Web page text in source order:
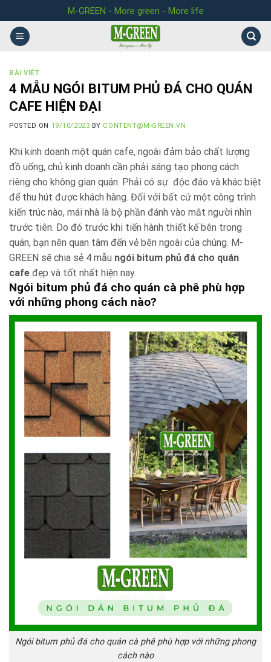
to
content
M-GREEN - More green - More life
BÀI VIẾT
4 MẪU NGÓI BITUM PHỦ ĐÁ CHO QUÁN
CAFE HIỆN ĐẠI
POSTED ON 19/10/2023 BY CONTENT@M-GREEN.VN
Khi kinh doanh một quán cafe, ngoài đảm bảo chất lượng
đồ uống, chủ kinh doanh cần phải sáng tạo phong cách
riêng cho không gian quán. Phải có sự độc đáo và khác biệt
để thu hút được khách hàng. Đối với bất cứ một công trình
kiến trúc nào, mái nhà là bộ phần đánh vào mắt người nhìn
trước tiên. Do đó trước khi tiến hành thiết kế bên trong
quán, bạn nên quan tâm đến vẻ bên ngoài của chúng. M-
GREEN sẽ chia sẻ 4 mẫu ngói bitum phủ đá cho quán
cafe đẹp và tốt nhất hiện nay.
Ngói bitum phủ đá cho quán cà phê phù hợp
với những phong cách nào?
Ngói bitum phủ đá cho quán cà phê phù hợp với những phong
cách nào